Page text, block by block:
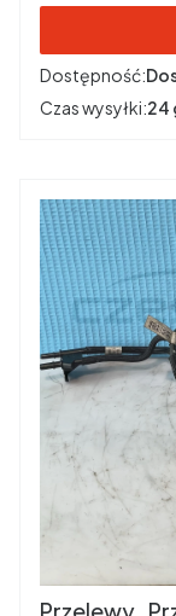
Dostępność:
Czas wysyłki:24
Przelewy ,